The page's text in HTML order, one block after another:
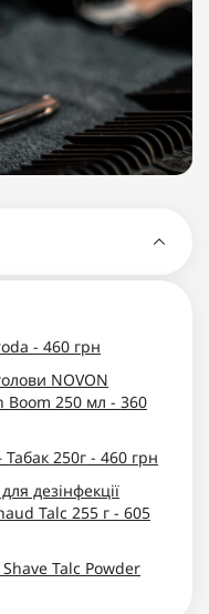
- 460 грн
NOVON
Boom 250 мл - 360
Табак 250г - 460 грн
дезінфекції
Talc 255 г - 605
Talc Powder